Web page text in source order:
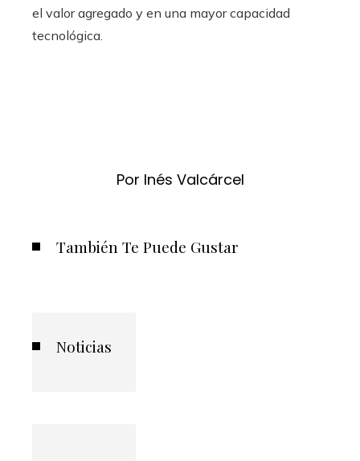
el valor agregado y en una mayor capacidad
tecnológica.
Por Inés Valcárcel
También Te Puede Gustar
Noticias